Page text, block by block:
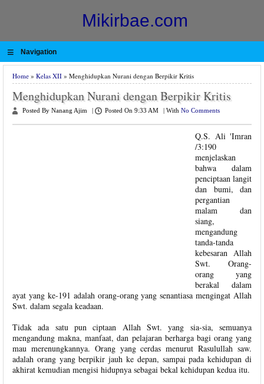
Mikirbae.com
≡ Navigation
Home » Kelas XII » Menghidupkan Nurani dengan Berpikir Kritis
Menghidupkan Nurani dengan Berpikir Kritis
Posted By Nanang Ajim Posted On 9:33 AM With No Comments
Q.S. Ali 'Imran
/3:190
menjelaskan
bahwa dalam
penciptaan langit
dan bumi, dan
pergantian
malam dan
siang,
mengandung
tanda-tanda
kebesaran Allah
Swt. Orang-
orang yang
berakal dalam
ayat yang ke-191 adalah orang-orang yang senantiasa mengingat Allah
Swt. dalam segala keadaan.
Tidak ada satu pun ciptaan Allah Swt. yang sia-sia, semuanya
mengandung makna, manfaat, dan pelajaran berharga bagi orang yang
mau merenungkannya. Orang yang cerdas menurut Rasulullah saw.
adalah orang yang berpikir jauh ke depan, sampai pada kehidupan di
akhirat kemudian mengisi hidupnya sebagai bekal kehidupan kedua itu.